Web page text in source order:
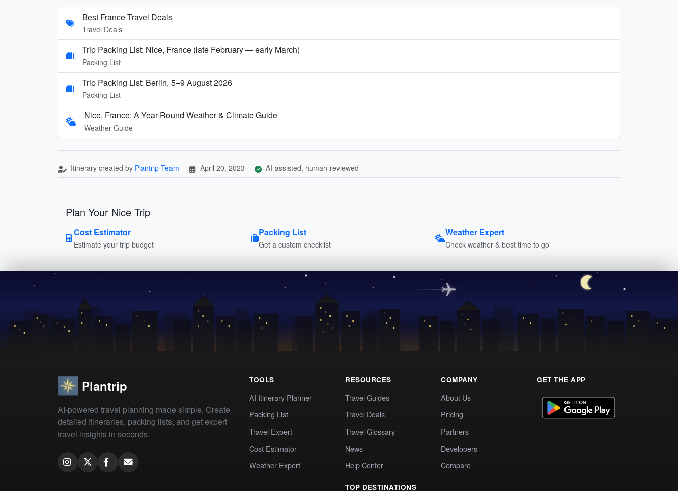
Best France Travel Deals
Travel Deals
Trip Packing List: Nice, France (late February — early March)
Packing List
Trip Packing List: Berlin, 5–9 August 2026
Packing List
Nice, France: A Year-Round Weather & Climate Guide
Weather Guide
Itinerary created by Plantrip Team April 20, 2023 AI-assisted, human-reviewed
Plan Your Nice Trip
Cost Estimator
Estimate your trip budget
Packing List
Get a custom checklist
Weather Expert
Check weather & best time to go
Plantrip
AI-powered travel planning made simple. Create
detailed itineraries, packing lists, and get expert
travel insights in seconds.
TOOLS
AI Itinerary Planner
Packing List
Travel Expert
Cost Estimator
Weather Expert
RESOURCES
Travel Guides
Travel Deals
Travel Glossary
News
Help Center
TOP DESTINATIONS
COMPANY
About Us
Pricing
Partners
Developers
Compare
GET THE APP